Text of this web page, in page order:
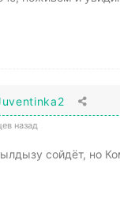
назад
сойдёт, но